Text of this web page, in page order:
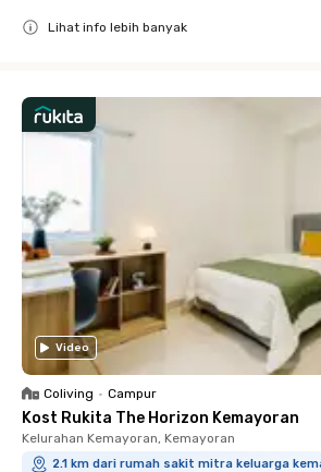
Lihat info lebih banyak
Video
Coliving • Campur
Kost Rukita The Horizon Kemayoran
Kelurahan Kemayoran, Kemayoran
2.1 km dari rumah sakit mitra keluarga